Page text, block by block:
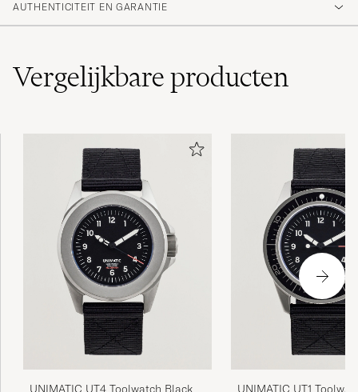
AUTHENTICITEIT EN GARANTIE
Vergelijkbareproducten
UNIMATIC UT4 Toolwatch Black UNIMATIC UT1